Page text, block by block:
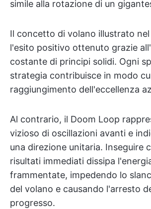
simile alla rotazione di un
Il concetto di volano illustrato
l'esito positivo ottenuto grazie
costante di principi solidi. Ogni
strategia contribuisce in modo
raggiungimento dell'eccellenza
Al contrario, il Doom Loop
vizioso di oscillazioni avanti e
una direzione unitaria. Inseguire
risultati immediati dissipa
frammentate, impedendo lo
del volano e causando l'arresto
progresso.